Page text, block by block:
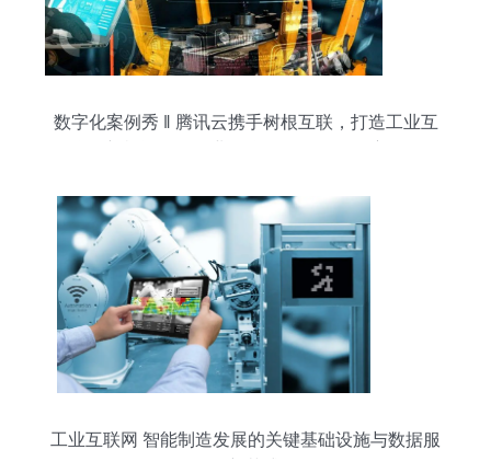
数字化案例秀 ‖ 腾讯云携手树根互联，打造工业互
工业互联网 智能制造发展的关键基础设施与数据服